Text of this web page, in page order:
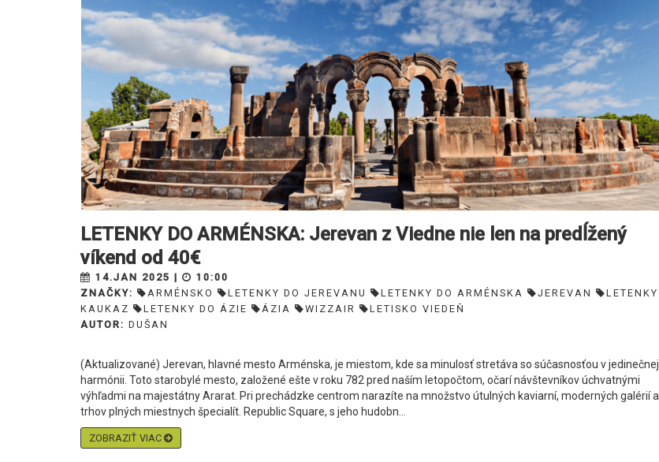
LETENKY DO ARMÉNSKA: Jerevan z Viedne nie len na predĺžený
víkend od 40€
14.JAN 2025 |
10:00
ZNAČKY:
ARMÉNSKO LETENKY DO JEREVANU LETENKY DO ARMÉNSKA JEREVAN
LETENKY
KAUKAZ
LETENKY DO ÁZIE ÁZIA WIZZAIR
LETISKO VIEDEŇ
AUTOR: DUŠAN
(Aktualizované) Jerevan, hlavné mesto Arménska, je miestom, kde sa minulosť stretáva so súčasnosťou v jedinečnej
harmónii. Toto starobylé mesto, založené ešte v roku 782 pred naším letopočtom, očarí návštevníkov úchvatnými
výhľadmi na majestátny Ararat. Pri prechádzke centrom narazíte na množstvo útulných kaviarní, moderných galérií a
trhov plných miestnych špecialít. Republic Square, s jeho hudobn...
ZOBRAZIŤ VIAC